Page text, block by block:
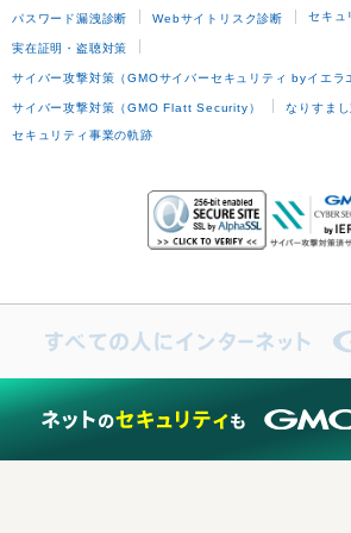
パスワード漏洩診断 Webサイトリスク診断 セキュ
実在証明・盗聴対策
サイバー攻撃対策（GMOサイバーセキュリティ byイエラ
サイバー攻撃対策（GMO Flatt Security） なりすま
セキュリティ事業の軌跡